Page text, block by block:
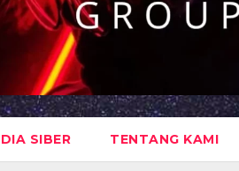
SIBER TENTANG KAMI